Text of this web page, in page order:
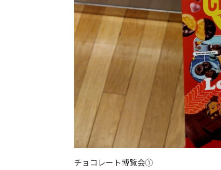
チョコレート博覧会①